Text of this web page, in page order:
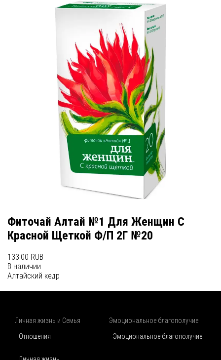
Фиточай Алтай №1 Для Женщин С
Красной Щеткой Ф/П 2Г №20
133.00 RUB
В наличии
Алтайский кедр
Личная жизнь и Семья
Отношения
Эмоциональное благополучие
Эмоциональное благополучие